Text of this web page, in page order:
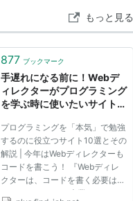
もっと見る
877 ブックマーク
手遅れになる前に！Webデ
ィレクターがプログラミング
を学ぶ時に使いたいサイト
プログラミングを「本気」で勉強
するのに役立つサイト10選とその
解説 | 今年はWebディレクターも
コードを書こう！ 『Webディレ
クターは、コードを書く必要はな
い？？』 もちろん本業のエンジ